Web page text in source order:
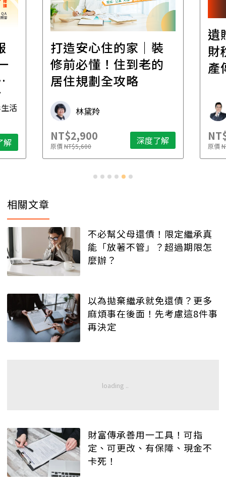
活
解
打造安心住的家｜裝
修前必懂！住到老的
居住規劃全攻略
林黛羚
NT$2,900
原價NT$5,600 深度了解
遺
財
產
原價
相關文章
不必幫父母還債！限定繼承真
能「放著不管」？超過期限怎
麼辦？
以為拋棄繼承就免還債？更多
麻煩事在後面！先考慮這8件事
再決定
財富傳承善用一工具！可指
定、可更改、有保障、現金不
卡死！